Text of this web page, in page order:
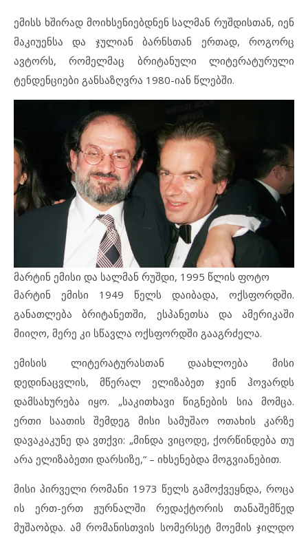
ემისს ხშირად მოიხსენიებდნენ სალმან რუშდისთან, იენ
მაკიუენსა და ჯულიან ბარნსთან ერთად, როგორც
ავტორს, რომელმაც ბრიტანული ლიტერატურული
ტენდენციები განსაზღვრა 1980-იან წლებში.
მარტინ ემისი და სალმან რუშდი, 1995 წლის ფოტო
მარტინ ემისი 1949 წელს დაიბადა, ოქსფორდში.
განათლება ბრიტანეთში, ესპანეთსა და ამერიკაში
მიიღო, მერე კი სწავლა ოქსფორდში გააგრძელა.
ემისის ლიტერატურასთან დაახლოება მისი
დედინაცვლის, მწერალ ელიზაბეთ ჯეინ ჰოვარდს
დამსახურება იყო. „საკითხავი წიგნების სია მომცა.
ერთი საათის შემდეგ მისი სამუშაო ოთახის კარზე
დავაკაკუნე და ვთქვი: „მინდა ვიცოდე, ქორწინდება თუ
არა ელიზაბეთი დარსიზე,“ – იხსენებდა მოგვიანებით.
მისი პირველი რომანი 1973 წელს გამოქვეყნდა, როცა
ის ერთ-ერთ ჟურნალში რედაქტორის თანაშემწედ
მუშაობდა. ამ რომანისთვის სომერსეტ მოემის ჯილდო